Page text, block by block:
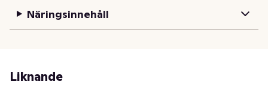
Näringsinnehåll
Liknande